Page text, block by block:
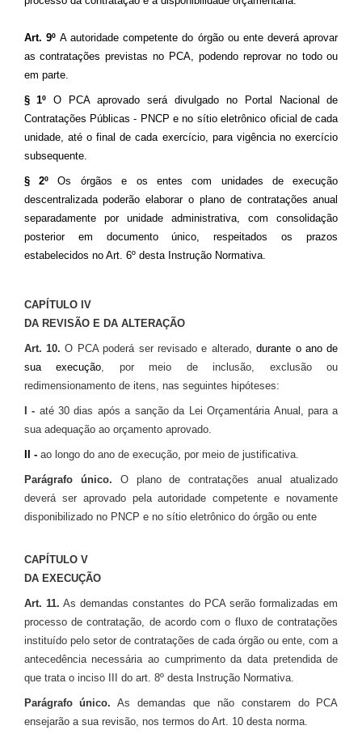
Art. 9º A autoridade competente do órgão ou ente deverá aprovar
as contratações previstas no PCA, podendo reprovar no todo ou
em parte.
§ 1º O PCA aprovado será divulgado no Portal Nacional de
Contratações Públicas - PNCP e no sítio eletrônico oficial de cada
unidade, até o final de cada exercício, para vigência no exercício
subsequente.
§ 2ºOs órgãos e os entes com unidades de execução
descentralizada poderão elaborar o plano de contratações anual
separadamente por unidade administrativa, com consolidação
posterior em documento único, respeitados os prazos
estabelecidos no Art. 6º desta Instrução Normativa.
CAPÍTULO IV
DA REVISÃO E DA ALTERAÇÃO
Art. 10. O PCA poderá ser revisado e alterado,durante o ano de
sua execução , por meio de inclusão, exclusão ou
redimensionamento de itens, nas seguintes hipóteses:
I - até 30 dias após a sanção da Lei Orçamentária Anual, para a
sua adequação ao orçamento aprovado.
II - ao longo do ano de execução, por meio de justificativa.
Parágrafo único. O plano de contratações anual atualizado
deverá ser aprovado pela autoridade competente e novamente
disponibilizado no PNCP e no sítio eletrônico do órgão ou ente
CAPÍTULO V
DA EXECUÇÃO
Art. 11. As demandas constantes do PCA serão formalizadas em
processo de contratação, de acordo com o fluxo de contratações
instituído pelo setor de contratações de cada órgão ou ente, com a
antecedência necessária ao cumprimento da data pretendida de
que trata o inciso III do art. 8º desta Instrução Normativa.
Parágrafo único. As demandas que não constarem do PCA
ensejarão a sua revisão, nos termos do Art. 10 desta norma.